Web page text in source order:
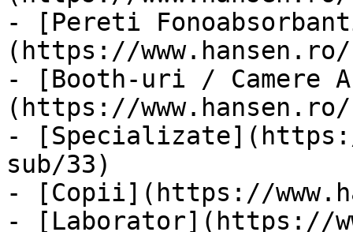
- [Pereti
(https://
- [Booth-uri / Camere
(https://
-
sub/33)
- [Copii](https://
- [Laborator](https://